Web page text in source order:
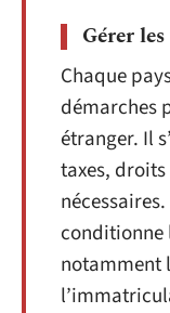
Gérer
Chaque
démarches
étranger. Il
taxes,
conditionne
notamment